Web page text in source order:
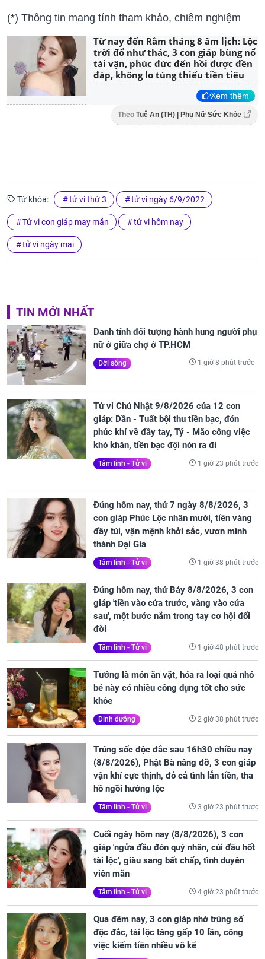
(*) Thông tin mang tính tham khảo, chiêm nghiệm
Từ nay đến Rằm tháng 8 âm lịch: Lộc
trời đổ như thác, 3 con giáp bùng nổ
tài vận, phúc đức đến hồi được đền
đáp, không lo túng thiếu tiền tiêu
Xem thêm
Theo Tuệ An (TH) | Phụ Nữ Sức Khỏe
Từ khóa: tử vi thứ 3 tử vi ngày 6/9/2022
Tử vi con giáp may mắn tử vi hôm nay
tử vi ngày mai
TIN MỚI NHẤT
Danh tính đối tượng hành hung người phụ
nữ ở giữa chợ ở TP.HCM
Đời sống 1 giờ 8 phút trước
Tử vi Chủ Nhật 9/8/2026 của 12 con
giáp: Dần - Tuất bội thu tiền bạc, đón
phúc khí về đầy tay, Tý - Mão công việc
khó khăn, tiền bạc đội nón ra đi
Tâm linh - Tử vi 1 giờ 23 phút trước
Đúng hôm nay, thứ 7 ngày 8/8/2026, 3
con giáp Phúc Lộc nhân mười, tiền vàng
đầy túi, vận mệnh khởi sắc, vươn mình
thành Đại Gia
Tâm linh - Tử vi 1 giờ 38 phút trước
Đúng hôm nay, thứ Bảy 8/8/2026, 3 con
giáp 'tiền vào cửa trước, vàng vào cửa
sau', một bước nắm trong tay cơ hội đổi
đời
Tâm linh - Tử vi 1 giờ 48 phút trước
Tưởng là món ăn vặt, hóa ra loại quả nhỏ
bé này có nhiều công dụng tốt cho sức
khỏe
Dinh dưỡng 2 giờ 38 phút trước
Trúng sốc độc đắc sau 16h30 chiều nay
(8/8/2026), Phật Bà nâng đỡ, 3 con giáp
vận khí cực thịnh, đỏ cả tình lẫn tiền, tha
hồ ngồi hưởng lộc
Tâm linh - Tử vi 3 giờ 23 phút trước
Cuối ngày hôm nay (8/8/2026), 3 con
giáp 'ngửa đầu đón quý nhân, cúi đầu hốt
tài lộc', giàu sang bất chấp, tình duyên
viên mãn
Tâm linh - Tử vi 4 giờ 23 phút trước
Qua đêm nay, 3 con giáp nhờ trúng số
độc đắc, tài lộc tăng gấp 10 lần, công
việc kiếm tiền nhiều vô kể